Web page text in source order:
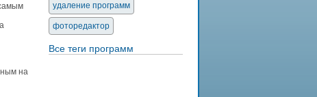
на
удаление программ
фоторедактор
Все теги программ